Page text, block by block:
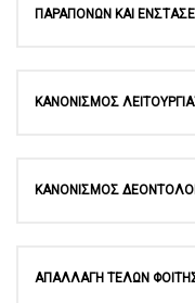
ΠΑΡΑΠΟΝΩΝ ΚΑΙ
ΚΑΝΟΝΙΣΜΟΣ
ΚΑΝΟΝΙΣΜΟΣ
ΑΠΑΛΛΑΓΗ ΤΕΛΩΝ